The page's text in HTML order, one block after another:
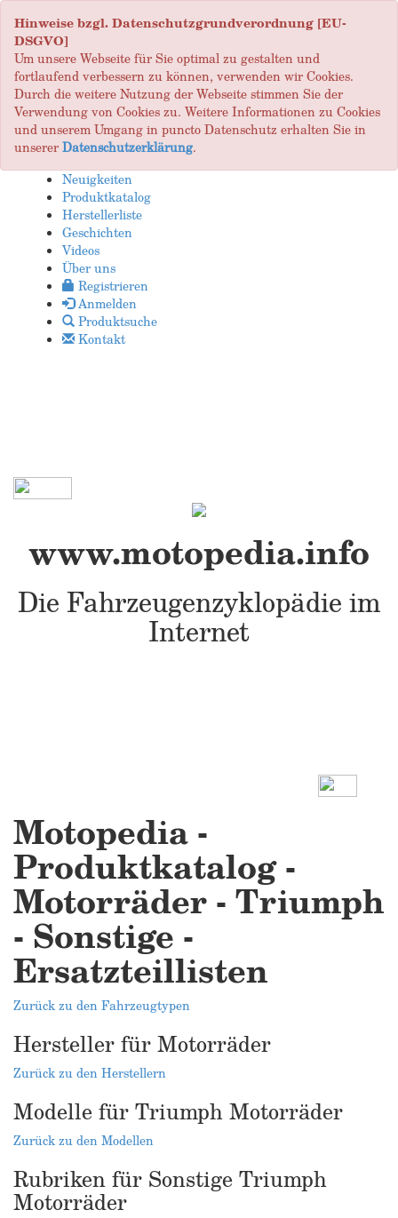
Hinweise bzgl. Datenschutzgrundverordnung [EU-
DSGVO]
Um unsere Webseite für Sie optimal zu gestalten und
fortlaufend verbessern zu können, verwenden wir Cookies.
Durch die weitere Nutzung der Webseite stimmen Sie der
Verwendung von Cookies zu. Weitere Informationen zu Cookies
und unserem Umgang in puncto Datenschutz erhalten Sie in
unsererDatenschutzerklärung.
Neuigkeiten
Produktkatalog
Herstellerliste
Geschichten
Videos
Über uns
Registrieren
Anmelden
Produktsuche
Kontakt
www.motopedia.info
Die Fahrzeugenzyklopädie im
Internet
Motopedia -
Produktkatalog -
Motorräder - Triumph
- Sonstige -
Ersatzteillisten
Zurück zu den Fahrzeugtypen
Hersteller für Motorräder
Zurück zu den Herstellern
Modelle für Triumph Motorräder
Zurück zu den Modellen
Rubriken für Sonstige Triumph
Motorräder